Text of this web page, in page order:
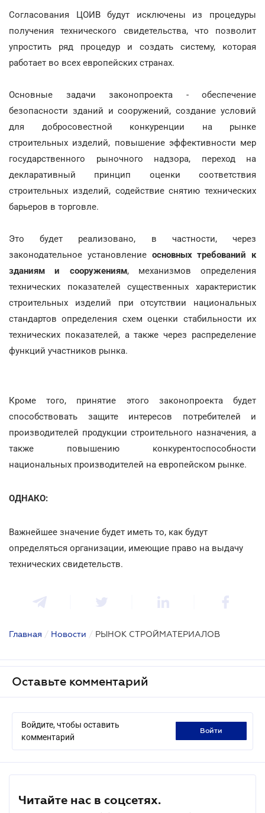
Согласования ЦОИВ будут исключены из процедуры
получения технического свидетельства, что позволит
упростить ряд процедур и создать систему, которая
работает во всех европейских странах.
Основные задачи законопроекта - обеспечение
безопасности зданий и сооружений, создание условий
для добросовестной конкуренции на рынке
строительных изделий, повышение эффективности мер
государственного рыночного надзора, переход на
декларативный принцип оценки соответствия
строительных изделий, содействие снятию технических
барьеров в торговле.
Это будет реализовано, в частности, через
законодательное установлениеосновных требований к
зданиям и сооружениям, механизмов определения
технических показателей существенных характеристик
строительных изделий при отсутствии национальных
стандартов определения схем оценки стабильности их
технических показателей, а также через распределение
функций участников рынка.
Кроме того, принятие этого законопроекта будет
способствовать защите интересов потребителей и
производителей продукции строительного назначения, а
также повышению конкурентоспособности
национальных производителей на европейском рынке.
ОДНАКО:
Важнейшее значение будет иметь то, как будут
определяться организации, имеющие право на выдачу
технических свидетельств.
Главная / Новости / РЫНОК СТРОЙМАТЕРИАЛОВ
Оставьте комментарий
Войдите, чтобы оставить
комментарий
войти
Читайте нас в соцсетях.